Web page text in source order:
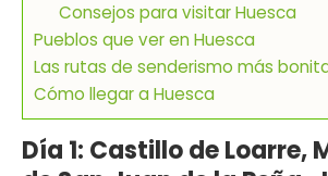
Consejos para visitar Huesca
Pueblos que ver en Huesca
Las rutas de senderismo más
Cómo llegar a Huesca
Día 1: Castillo de Loarre,